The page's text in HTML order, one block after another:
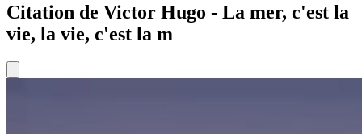
Citation de Victor Hugo - La mer, c'est la
vie, la vie, c'est la m